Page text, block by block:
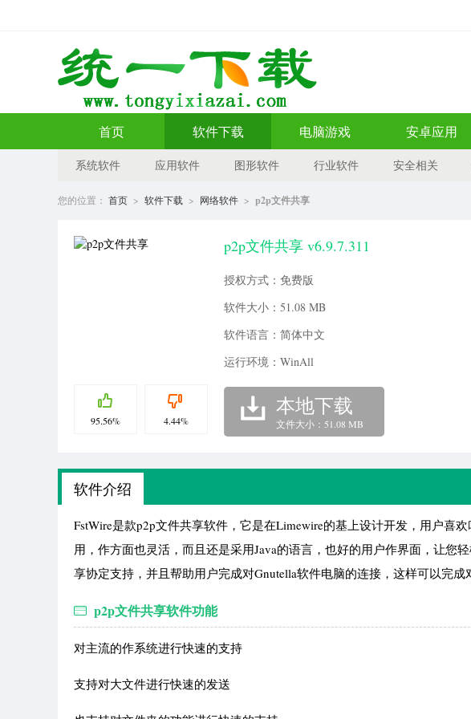
首页 软件下载 电脑游戏 安卓应用
系统软件 应用软件 图形软件 行业软件 安全相关
您的位置： 首页 > 软件下载 > 网络软件 > p2p文件共享
95.56% 4.44%
p2p文件共享 v6.9.7.311
授权方式：免费版
软件大小：51.08 MB
软件语言：简体中文
运行环境：WinAll
本地下载
文件大小：51.08 MB
软件介绍
FstWire是款p2p文件共享软件，它是在Limewire的基上设计开发，用户喜
用，作方面也灵活，而且还是采用Java的语言，也好的用户作界面，让您
享协定支持，并且帮助用户完成对Gnutella软件电脑的连接，这样可以完成
p2p文件共享软件功能
对主流的作系统进行快速的支持
支持对大文件进行快速的发送